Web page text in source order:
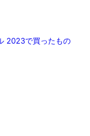
2023で買ったもの